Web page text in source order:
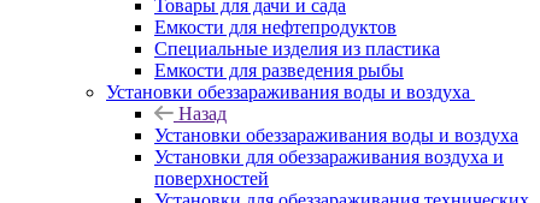
Товары для дачи и сада
Емкости для нефтепродуктов
Специальные изделия из пластика
Емкости для разведения рыбы
Установки обеззараживания воды и воздуха
Назад
Установки обеззараживания воды и воздуха
Установки для обеззараживания воздуха и
поверхностей